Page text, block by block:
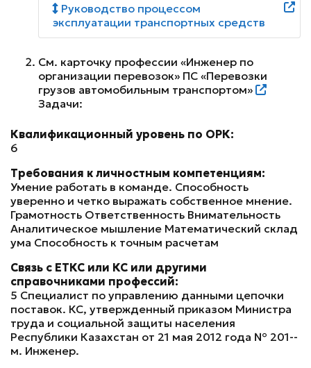
Руководство процессом
эксплуатации транспортных средств
См. карточку профессии «Инженер по
организации перевозок» ПС «Перевозки
грузов автомобильным транспортом»
Задачи:
Квалификационный уровень по ОРК:
6
Требования к личностным компетенциям:
Умение работать в команде. Способность
уверенно и четко выражать собственное мнение.
Грамотность Ответственность Внимательность
Аналитическое мышление Математический склад
ума Способность к точным расчетам
Связь с ЕТКС или КС или другими
справочниками профессий:
5 Специалист по управлению данными цепочки
поставок. КС, утвержденный приказом Министра
труда и социальной защиты населения
Республики Казахстан от 21 мая 2012 года № 201-ө-
м. Инженер.